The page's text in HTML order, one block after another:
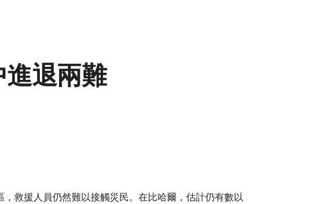
退兩難
救援人員仍然難以接觸災民。在比哈爾，估計仍有數以